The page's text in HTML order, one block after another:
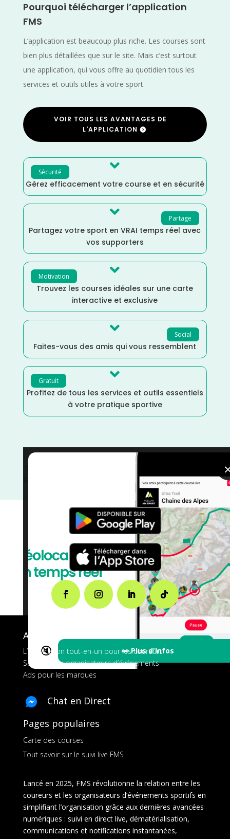
Pourquoi télécharger l’application
FMS
L’application est beaucoup plus riche. Les courses sont
bien plus détaillées que sur le site. Mais c’est surtout
une application, qui vous offre au quotidien tous les
services et outils utiles à votre sport.
VOIR TOUS LES AVANTAGES DE
L'APPLICATION
Sécurité 
Gérez efficacement votre course et en sécurité
Partage

Partagez votre sport en VRAI temps réel avec
vos supporters
Motivation 
Trouvez les courses idéales sur une carte
interactive et exclusive
Social

Faites-vous des amis qui vous ressemblent
Gratuit 
Profitez de tous les services et outils essentiels
à votre pratique sportive
🔇 👀 Plus d'Infos
Trail
Semi
Dénivelé Moyen/Dénivelé
Bourgogne Franche-Comté
A propos de FMS
L’application tout-en-un pour les coureurs
Services aux organisateurs d’événements
Ads pour les marques
Chat en Direct
Pages populaires
Carte des courses
Tout savoir sur le suivi live FMS
Lancé en 2025, FMS révolutionne la relation entre les
coureurs et les organisateurs d’événements sportifs en
simplifiant l’organisation grâce aux dernières avancées
numériques : suivi en direct live, dématérialisation,
communications et notifications instantanées,